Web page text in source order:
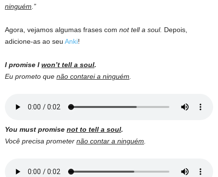
ninguém .”
Agora, vejamos algumas frases com not tell a soul. Depois,
adicione-as ao seu Anki!
I promise I won’t tell a soul.
Eu prometo que não contarei a ninguém
You must promise not to tell a soul.
Você precisa prometer não contar a ninguém